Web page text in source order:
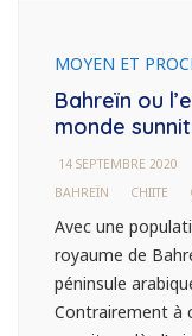
MOYEN ET
Bahreïn ou
monde
14 SEPTEMBRE 2020
BAHREÏN
CHIITE
Avec une
royaume de
péninsule
Contrairement à